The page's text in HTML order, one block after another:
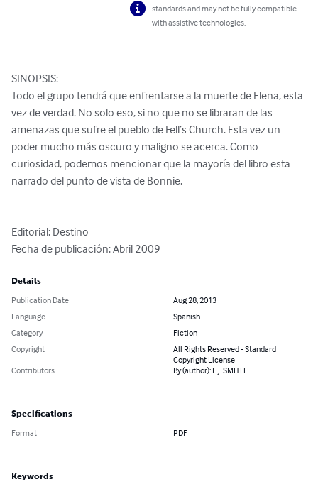
standards and may not be fully compatible
with assistive technologies.
SINOPSIS:
Todo el grupo tendrá que enfrentarse a la muerte de Elena, esta
vez de verdad. No solo eso, si no que no se libraran de las
amenazas que sufre el pueblo de Fell’s Church. Esta vez un
poder mucho más oscuro y maligno se acerca. Como
curiosidad, podemos mencionar que la mayoría del libro esta
narrado del punto de vista de Bonnie.
Editorial: Destino
Fecha de publicación: Abril 2009
Details
Publication Date
Aug 28, 2013
Language
Spanish
Category
Fiction
Copyright
All Rights Reserved - Standard
Copyright License
Contributors
By (author): L.J. SMITH
Specifications
Format PDF
Keywords